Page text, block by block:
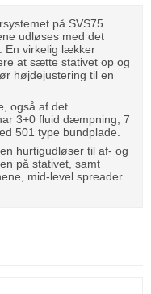
på SVS75
udløses med det
En virkelig lækker
at sætte stativet op og
højdejustering til en
også af det
3+0 fluid dæmpning, 7
501 type bundplade.
hurtigudløser til af- og
på stativet, samt
mid-level spreader